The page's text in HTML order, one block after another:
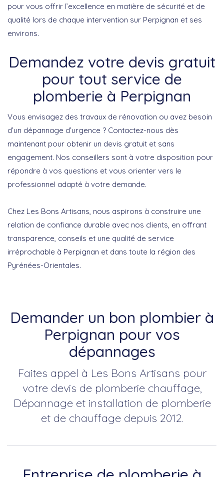
pour vous offrir l’excellence en matière de sécurité et de
qualité lors de chaque intervention sur Perpignan et ses
environs.
Demandez votre devis gratuit
pour tout service de
plomberie à Perpignan
Vous envisagez des travaux de rénovation ou avez besoin
d’un dépannage d’urgence ? Contactez-nous dès
maintenant pour obtenir un devis gratuit et sans
engagement. Nos conseillers sont à votre disposition pour
répondre à vos questions et vous orienter vers le
professionnel adapté à votre demande.
Chez Les Bons Artisans, nous aspirons à construire une
relation de confiance durable avec nos clients, en offrant
transparence, conseils et une qualité de service
irréprochable à Perpignan et dans toute la région des
Pyrénées-Orientales.
Demander un bon plombier à
Perpignan pour vos
dépannages
Faites appel à Les Bons Artisans pour
votre devis de plomberie chauffage,
Dépannage et installation de plomberie
et de chauffage depuis 2012.